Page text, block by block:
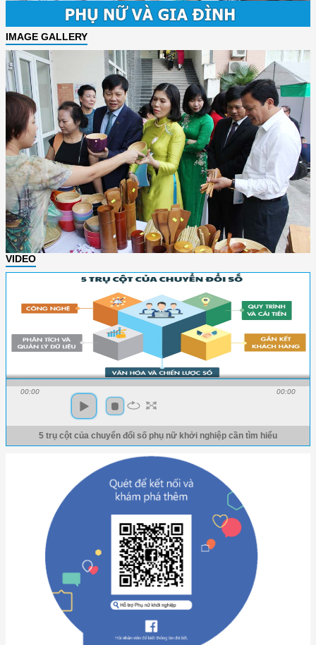
IMAGE GALLERY
VIDEO
00:00 00:00
5 trụ cột của chuyển đổi số phụ nữ khởi nghiệp cần tìm hiểu